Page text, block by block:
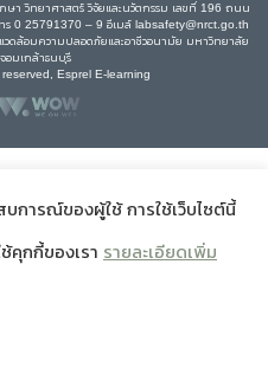
ษา วิทยาศาสตร์ วิจัยและนวัตกรรม เลขที่ 196 ถนน
ร 0 25791370 – 9 อีเมล์ labsafety@nrct.go.th
ดล้อมความปลอดภัยและอาชีวอนามัย มหาวิทยาลัย
อมเกล้าธนบุรี
Esprel E-learning
บการณ์ของผู้ใช้ การใช้เว็บไซต์นี้
คุกกี้ของเรา รายละเอียดเพิ่ม